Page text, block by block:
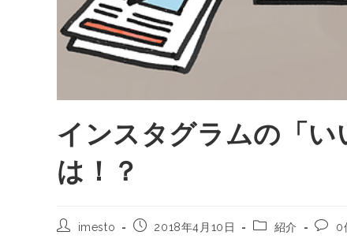
インスタグラムの「い
は！？
imesto 2018年4月10日 紹介 0